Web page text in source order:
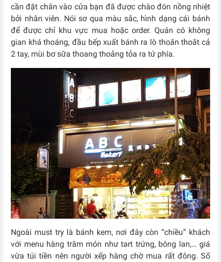
cần đặt chân vào cửa bạn đã được chào đón nồng nhiệt
bởi nhân viên. Nói sơ qua màu sắc, hình dạng cái bánh
để được chỉ khu vực mua hoặc order. Quán có không
gian khá thoáng, đầu bếp xuất bánh ra lò thoăn thoắt cả
2 tay, mùi bơ sữa thoang thoảng tỏa ra tứ phía.
Ngoài must try là bánh kem, nơi đây còn “chiều” khách
với menu hàng trăm món như tart trứng, bông lan,… giá
vừa túi tiền nên người xếp hàng chờ mua rất đông. Số